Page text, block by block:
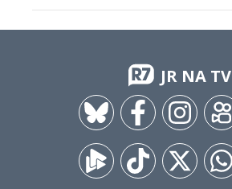
JR NA TV